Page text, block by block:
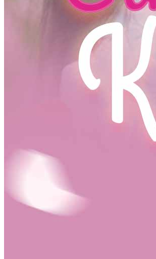
Menurut peramal, aku terlahir dengan nasib
reinkarnasi Dewi Bunga. Aku punya
mengendalikan parah makhluk gaib. Setelah
akan membanggakan keluarga. Namun, saat
aneh dan sering melihat penampakan
mimpiku, aku bertemu seorang nenek yang
selamat jika bertemu ahli berkemampuan sakti.
membentuk formasi, aku mulai menapaki jalan
untuk belajar berbagai ilmu sihir hanya demi
Kekuatan super